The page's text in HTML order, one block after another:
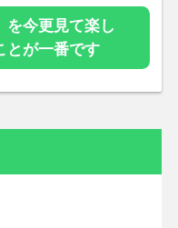
を今更見て楽し
とが一番です